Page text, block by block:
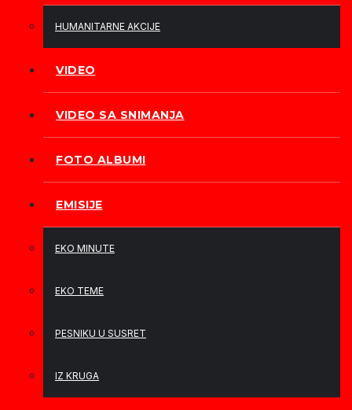
HUMANITARNE AKCIJE
VIDEO
VIDEO SA SNIMANJA
FOTO ALBUMI
EMISIJE
EKO MINUTE
EKO TEME
PESNIKU U SUSRET
IZ KRUGA